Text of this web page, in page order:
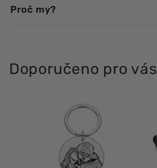
Proč my?
Doporučeno pro vás